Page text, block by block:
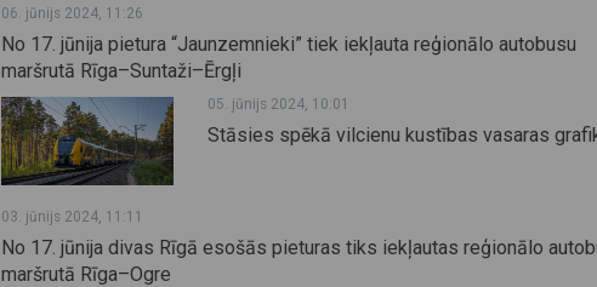
06. jūnijs 2024, 11:26
No 17. jūnija pietura “Jaunzemnieki” tiek iekļauta reģionālo autobusu
maršrutā Rīga–Suntaži–Ērgļi
05. jūnijs 2024, 10:01
Stāsies spēkā vilcienu kustības vasaras
03. jūnijs 2024, 11:11
No 17. jūnija divas Rīgā esošās pieturas tiks iekļautas reģionālo
maršrutā Rīga–Ogre